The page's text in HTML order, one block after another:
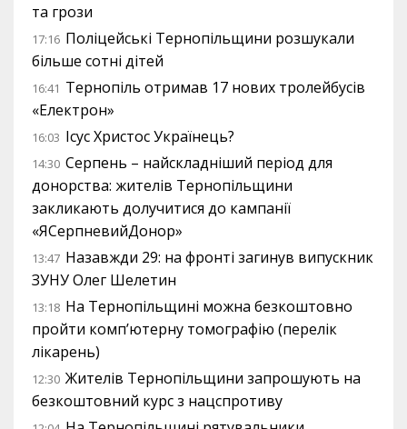
та грози
17:16 Поліцейські Тернопільщини розшукали
більше сотні дітей
16:41 Тернопіль отримав 17 нових тролейбусів
«Електрон»
16:03 Ісус Христос Українець?
14:30 Серпень – найскладніший період для
донорства: жителів Тернопільщини
закликають долучитися до кампанії
«ЯСерпневийДонор»
13:47 Назавжди 29: на фронті загинув випускник
ЗУНУ Олег Шелетин
13:18 На Тернопільщині можна безкоштовно
пройти комп’ютерну томографію (перелік
лікарень)
12:30 Жителів Тернопільщини запрошують на
безкоштовний курс з нацспротиву